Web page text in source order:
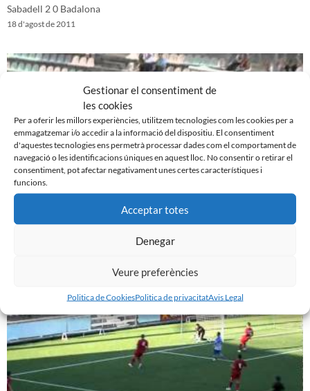
Gestionar el consentiment de
les cookies
Per a oferir les millors experiències, utilitzem tecnologies com les cookies per a
emmagatzemar i/o accedir a la informació del dispositiu. El consentiment
d'aquestes tecnologies ens permetrà processar dades com el comportament de
navegació o les identificacions úniques en aquest lloc. No consentir o retirar el
consentiment, pot afectar negativament unes certes característiques i
funcions.
Acceptar totes
Denegar
Veure preferències
Politica de CookiesPolitica de privacitatAvis Legal
Sabadell 2 0 Badalona
18 d'agost de 2011
Reus 1-0 CE Sabadell (amistós)